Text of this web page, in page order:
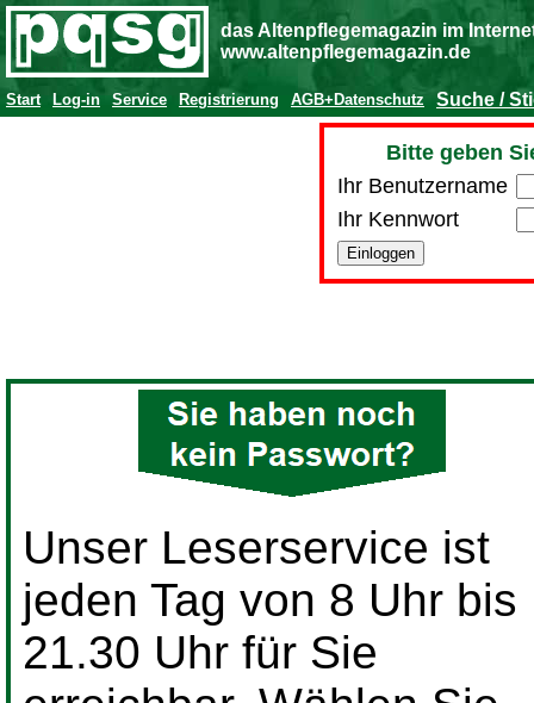
das Altenpflegemagazin im
www.altenpflegemagazin.de
Start Log-in Service Registrierung AGB+Datenschutz Suche /
Bitte geben
Ihr Benutzername
Ihr Kennwort
Unser Leserservice ist
jeden Tag von 8 Uhr bis
21.30 Uhr für Sie